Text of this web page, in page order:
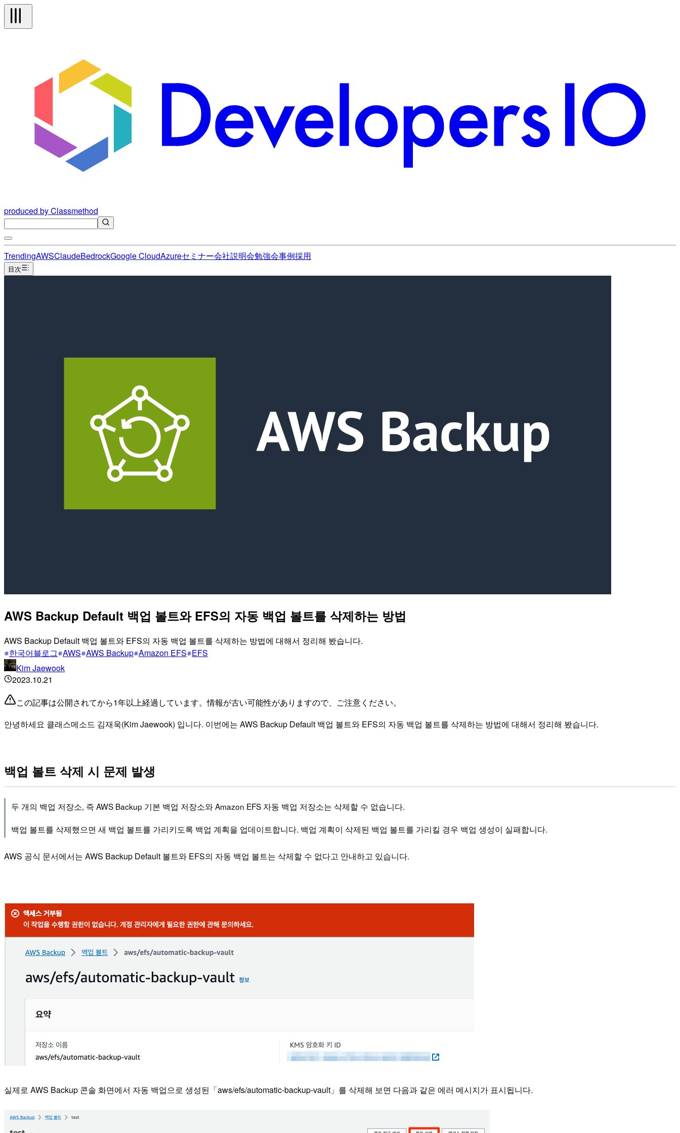
produced by Classmethod
TrendingAWSClaudeBedrockGoogle CloudAzureセミナー会社説明会勉強会事例採用
目次
AWS Backup Default 백업 볼트와 EFS의 자동 백업 볼트를 삭제하는 방법
AWS Backup Default 백업 볼트와 EFS의 자동 백업 볼트를 삭제하는 방법에 대해서 정리해 봤습니다.
한국어블로그 AWS AWS Backup Amazon EFS EFS
Kim Jaewook
2023.10.21
この記事は公開されてから1年以上経過しています。情報が古い可能性がありますので、ご注意ください。
안녕하세요 클래스메소드 김재욱(Kim Jaewook) 입니다. 이번에는 AWS Backup Default 백업 볼트와 EFS의 자동 백업 볼트를 삭제하는 방법에 대해서 정리해 봤습니다.
백업 볼트 삭제 시 문제 발생
두 개의 백업 저장소, 즉 AWS Backup 기본 백업 저장소와 Amazon EFS 자동 백업 저장소는 삭제할 수 없습니다.
백업 볼트를 삭제했으면 새 백업 볼트를 가리키도록 백업 계획을 업데이트합니다. 백업 계획이 삭제된 백업 볼트를 가리킬 경우 백업 생성이 실패합니다.
AWS 공식 문서에서는 AWS Backup Default 볼트와 EFS의 자동 백업 볼트는 삭제할 수 없다고 안내하고 있습니다.
실제로 AWS Backup 콘솔 화면에서 자동 백업으로 생성된「aws/efs/automatic-backup-vault」를 삭제해 보면 다음과 같은 에러 메시지가 표시됩니다.